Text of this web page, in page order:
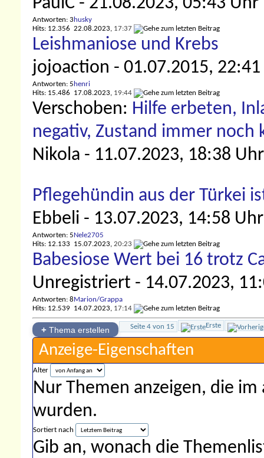
Antworten: 3
Hits: 12.356
husky
22.08.2023, 17:37
Leishmaniose und Krebs
jojoaction - 01.07.2015,
Antworten: 5
Hits: 15.486
henri
17.08.2023, 19:44
Verschoben: Hilfe erbeten,
negativ, Zustand immer noch
Nikola - 11.07.2023, 18:38 Uhr
Pflegehündin aus der Türkei
Ebbeli - 13.07.2023, 14:58 Uhr
Antworten: 5
Hits: 12.133
Nele2705
15.07.2023, 20:23
Babesiose Wert bei 16 trotz
Unregistriert - 14.07.2023,
Antworten: 8
Hits: 12.539
Marion/Grappa
14.07.2023, 17:14
+ Thema erstellen Seite 4 von 15 Erste
Anzeige-Eigenschaften
Alter
Nur Themen anzeigen, die
wurden.
Sortiert nach
Gib an, wonach die